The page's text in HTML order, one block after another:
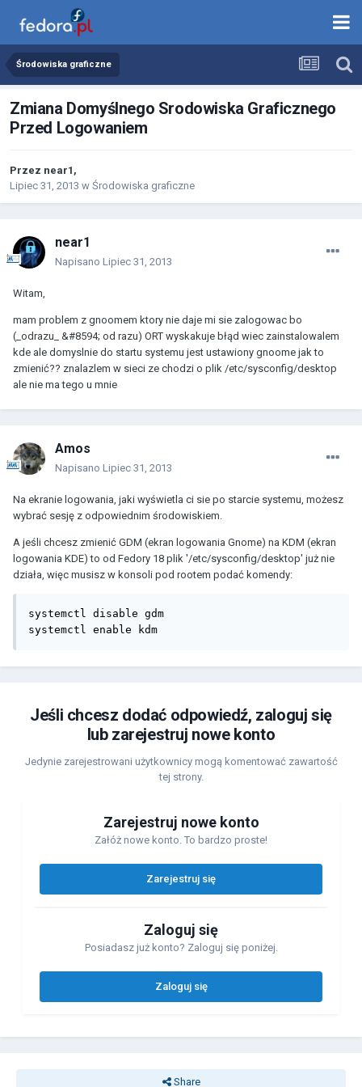
Środowiska graficzne
Zmiana Domyślnego Srodowiska Graficznego
Przed Logowaniem
Przez near1 ,
Lipiec 31, 2013 w Środowiska graficzne
near1
Napisano Lipiec 31, 2013
Witam,
mam problem z gnoomem ktory nie daje mi sie zalogowac bo
(_odrazu_ &#8594; od razu) ORT wyskakuje błąd wiec zainstalowalem
kde ale domyslnie do startu systemu jest ustawiony gnoome jak to
zmienić?? znalazlem w sieci ze chodzi o plik /etc/sysconfig/desktop
ale nie ma tego u mnie
Amos
Napisano Lipiec 31, 2013
Na ekranie logowania, jaki wyświetla ci sie po starcie systemu, możesz
wybrać sesję z odpowiednim środowiskiem.
A jeśli chcesz zmienić GDM (ekran logowania Gnome) na KDM (ekran
logowania KDE) to od Fedory 18 plik '/etc/sysconfig/desktop' już nie
działa, więc musisz w konsoli pod rootem podać komendy:
systemctl disable gdm
systemctl enable kdm
Jeśli chcesz dodać odpowiedź, zaloguj się
lub zarejestruj nowe konto
Jedynie zarejestrowani użytkownicy mogą komentować zawartość
tej strony.
Zarejestruj nowe konto
Załóż nowe konto. To bardzo proste!
Zarejestruj się
Zaloguj się
Posiadasz już konto? Zaloguj się poniżej.
Zaloguj się
Share